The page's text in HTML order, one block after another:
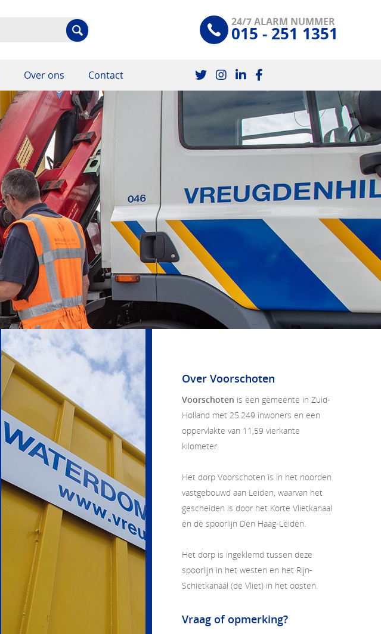
24/7 ALARM NUMMER
015 - 251 1351
Over ons Contact
Over Voorschoten
Voorschoten is een gemeente in Zuid-
Holland met 25.249 inwoners en een
oppervlakte van 11,59 vierkante
kilometer.
Het dorp Voorschoten is in het noorden
vastgebouwd aan Leiden, waarvan het
gescheiden is door het Korte Vlietkanaal
en de spoorlijn Den Haag-Leiden.
Het dorp is ingeklemd tussen deze
spoorlijn in het westen en het Rijn-
Schietkanaal (de Vliet) in het oosten.
Vraag of opmerking?